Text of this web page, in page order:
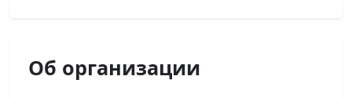
Об организации